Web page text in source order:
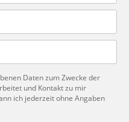
Daten zum Zwecke der
und Kontakt zu mir
ich jederzeit ohne Angaben